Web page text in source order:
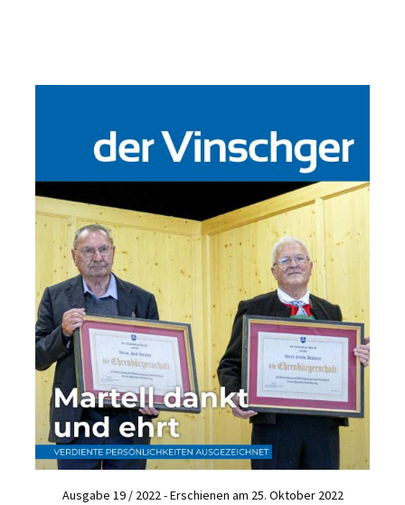
Ausgabe 19 / 2022 - Erschienen am 25. Oktober 2022